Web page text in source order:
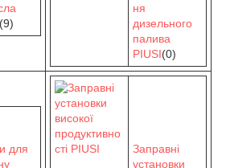
(9)
ня
дизельного
палива
PIUSI(0)
для
Заправні
установки